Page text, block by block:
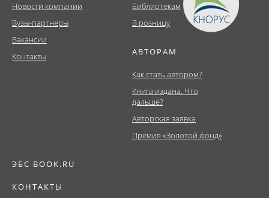
Новости компании
Вузы-партнеры
Вакансии
Контакты
Библиотекам
В розницу
АВТОРАМ
Как стать автором?
Книга издана. Что
дальше?
Авторская заявка
Премия «Золотой фонд»
ЭБС BOOK.RU
КОНТАКТЫ